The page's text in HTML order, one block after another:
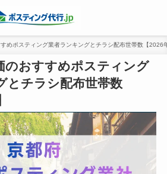
めポスティング業者ランキングとチラシ配布世帯数【2026
のおすすめポスティング
とチラシ配布世帯数